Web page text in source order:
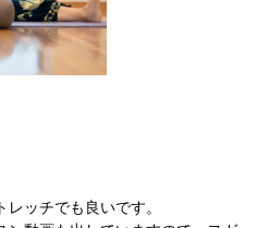
ッチでも良いです。